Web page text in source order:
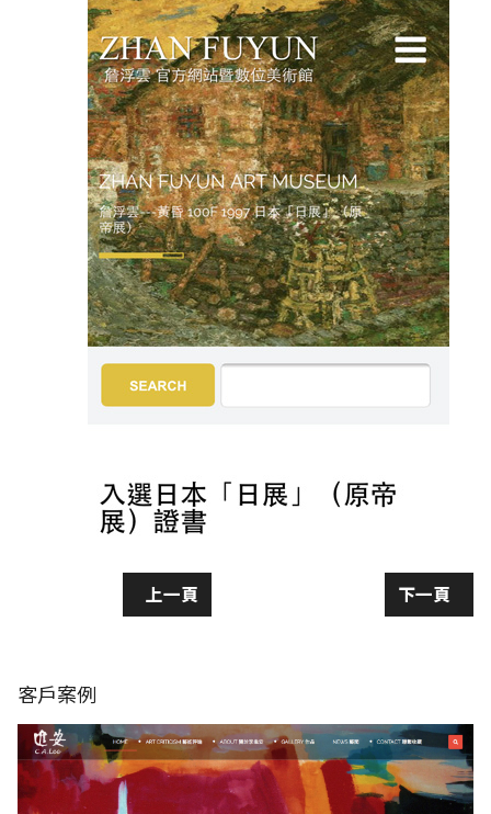
上一篇文章: 黃秋燕
上一頁 下一篇文章
下一頁
客戶案例